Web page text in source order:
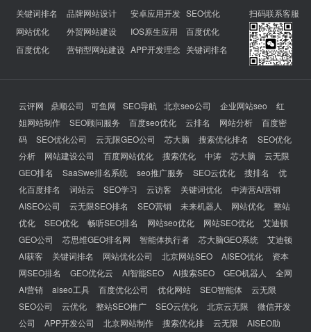
关键词排名
网站优化
百度优化
品牌网站设计
外贸网站建设
营销型网站建设
安卓应用开发
IOS原生应用
APP开发理念
SEO优化
百度优化
关键词排名
扫码联系客服
云评网 鼎顺公司 可鱼网 SEO导航 北京seo公司 企业网站seo
红
姐网站制作
SEO顾问服务 百度seo优化 云排名 网站分析
百度密
码
SEO优化公司 云无限GEO公司 芯大脑 搜索优化排名
SEO优化
分析
网站建设公司 百度网站优化 搜索优化 中涛 芯大脑
云无限
GEO排名
SaaSwe排名系统 seo推广服务 SEO云优化 搜排名
优
化百度排名
词站云 SEO学习 云访客 关键词优化
中涛营AI营销
AISEO公司
云无限SEO排名 SEO营销 未来机器人 网站优化
整站
优化
SEO优化 畅听SEO排名 网站seo优化 网站SEO优化
艾迪顿
GEO公司
芯思维GEO排名网 智能体执行者 芯大脑GEO系统
艾迪顿
AI获客
关键词排名 网站优化公司 北京网站SEO AISEO优化
资本
网SEO排名
GEO优化云 AI智能SEO AI搜索SEO GEO机器人
全网
AI营销
aiseo工具 百度优化公司 优化网站 SEO智能体
云无限
SEO公司
云优化 整站SEO推广 SEO云优化 北京云无限
微信开发
公司
APP开发公司 北京网站制作 搜索优化排 云无限 AISEO助